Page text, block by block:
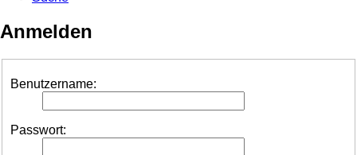
Anmelden
Benutzername:
Passwort: